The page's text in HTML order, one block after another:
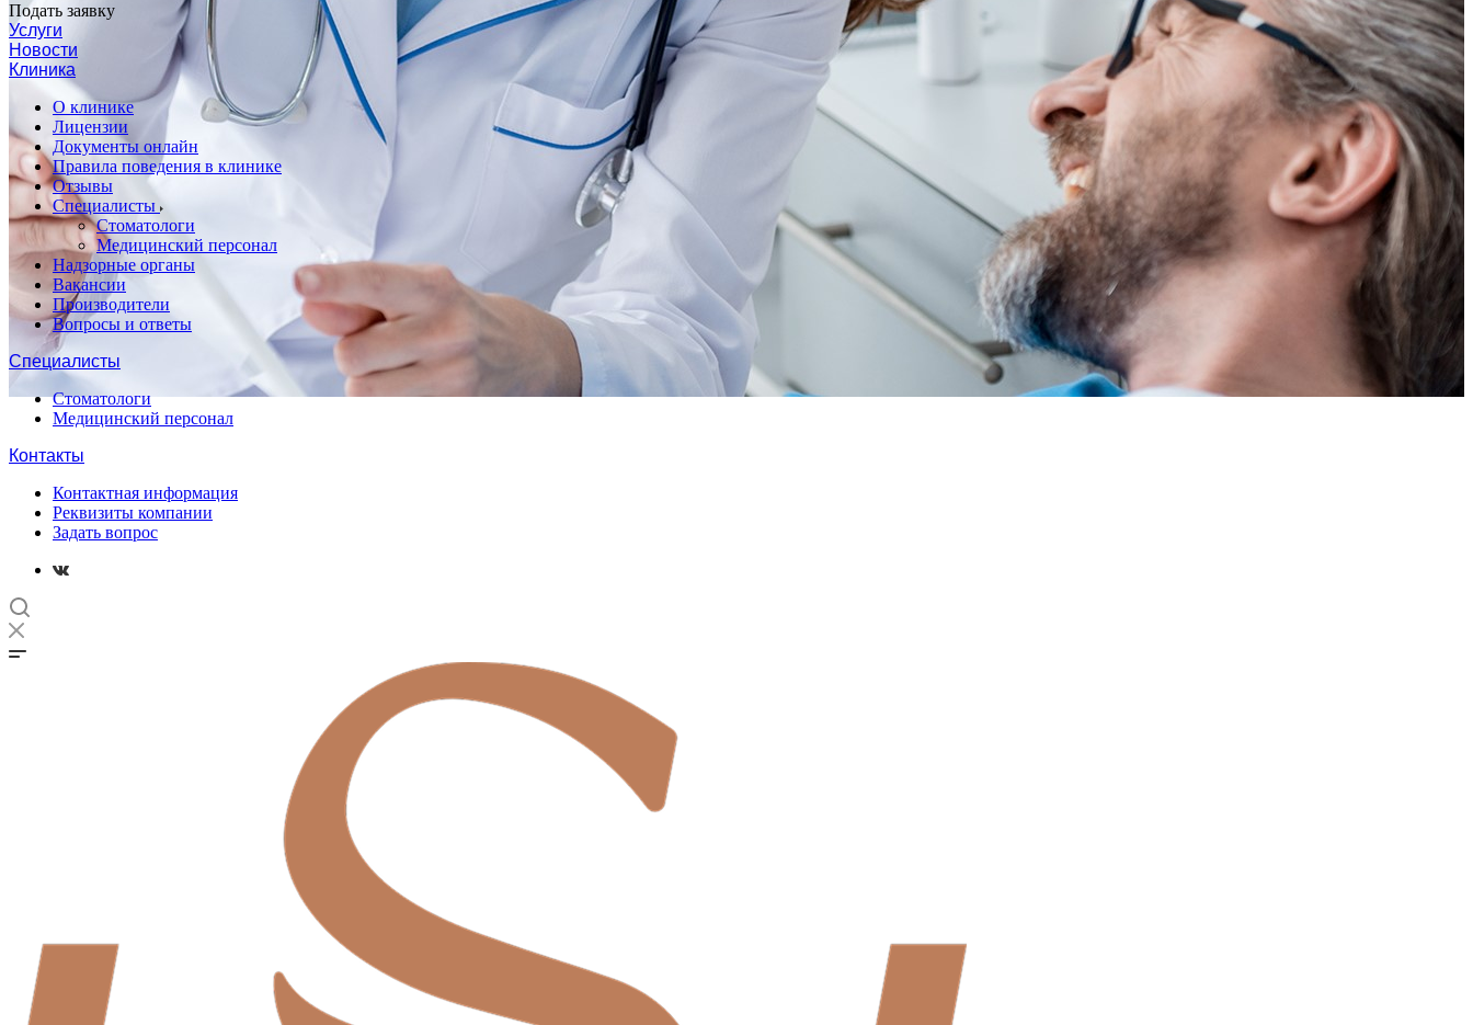
Подать заявку
Услуги
Новости
Клиника
О клинике
Лицензии
Документы онлайн
Правила поведения в клинике
Отзывы
Специалисты
Стоматологи
Медицинский персонал
Надзорные органы
Вакансии
Производители
Вопросы и ответы
Специалисты
Стоматологи
Медицинский персонал
Контакты
Контактная информация
Реквизиты компании
Задать вопрос